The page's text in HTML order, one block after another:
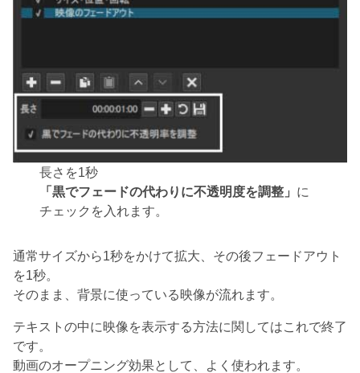
長さを1秒
「黒でフェードの代わりに不透明度を調整」 に
チェックを入れます。
通常サイズから1秒をかけて拡大、その後フェードアウト
を1秒。
そのまま、背景に使っている映像が流れます。
テキストの中に映像を表示する方法に関してはこれで終了
です。
動画のオープニング効果として、よく使われます。